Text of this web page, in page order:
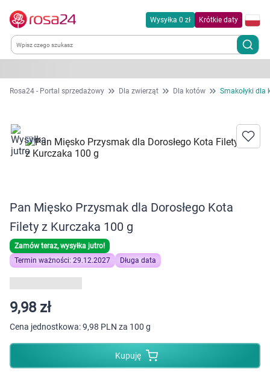
Wysyłka 0 zł Krótkie daty
Kategorie
Dla zwierząt
Zdrowie
Kobieta w ciąży i mama
Dziecko
Higiena
Kosmetyki
Mężczyzna
Rosa24 - Portal sprzedażowy Dla zwierząt Dla kotów Smakołyki dla
Pan Mięsko Przysmak dla Dorosłego Kota
Filety z Kurczaka 100 g
Zamów teraz, wysyłka jutro!
Termin ważności: 29.12.2027
Długa data
9,98 zł
Cena jednostkowa:9,98 PLN za 100 g
Kupuję